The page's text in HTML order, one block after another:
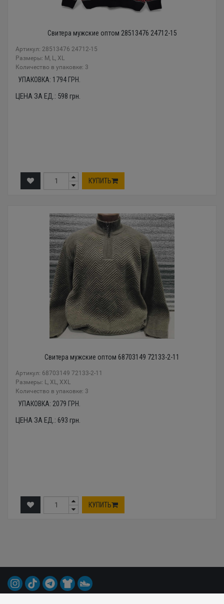
Свитера мужские оптом 28513476 24712-15
Артикул: 28513476 24712-15
Размеры: М, L, XL
Количество в упаковке: 3
УПАКОВКА: 1794 ГРН.
ЦЕНА ЗА ЕД.: 598 грн.
КУПИТЬ
Свитера мужские оптом 68703149 72133-2-11
Артикул: 68703149 72133-2-11
Размеры: L, XL, XXL
Количество в упаковке: 3
УПАКОВКА: 2079 ГРН.
ЦЕНА ЗА ЕД.: 693 грн.
КУПИТЬ